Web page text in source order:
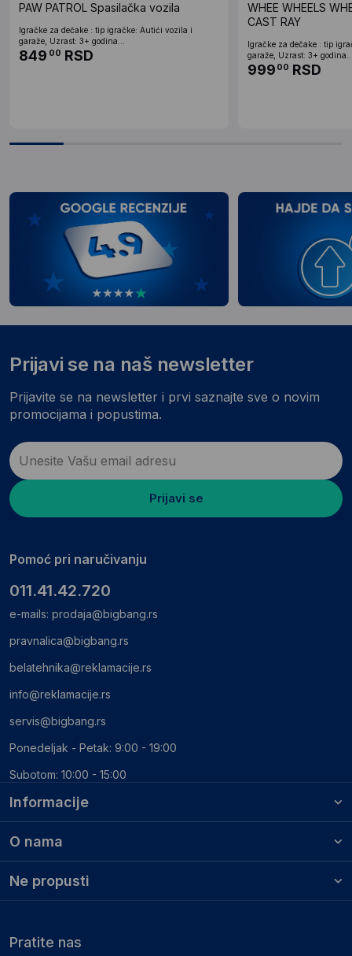
PAW PATROL Spasilačka vozila
Igračke za dečake : tip igračke: Autići vozila i
garaže, Uzrast: 3+ godina...
849 00 RSD
WHEE WHEELS
CAST RAY
Igračke za dečake : tip
garaže, Uzrast: 3+
999 00 RSD
Informacije
O nama
Ne propusti
Prijavi se na naš newsletter
Prijavite se na newsletter i prvi saznajte sve o novim
promocijama i popustima.
Prijavi se
Pomoć pri naručivanju
011.41.42.720
e-mails: prodaja@bigbang.rs
pravnalica@bigbang.rs
belatehnika@reklamacije.rs
info@reklamacije.rs
servis@bigbang.rs
Ponedeljak - Petak: 9:00 - 19:00
Subotom: 10:00 - 15:00
Pratite nas